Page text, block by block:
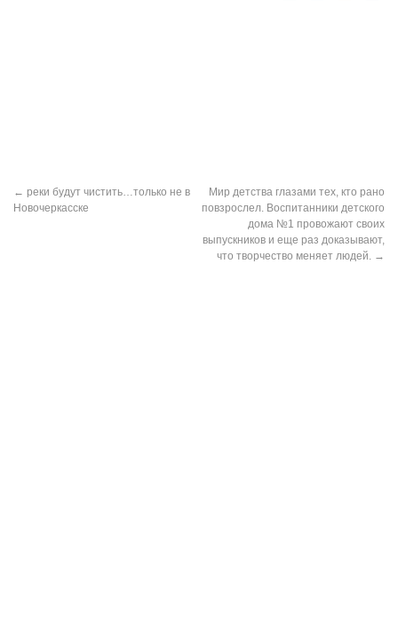
← реки будут чистить…только не в
Новочеркасске
Мир детства глазами тех, кто рано
повзрослел. Воспитанники детского
дома №1 провожают своих
выпускников и еще раз доказывают,
что творчество меняет людей. →